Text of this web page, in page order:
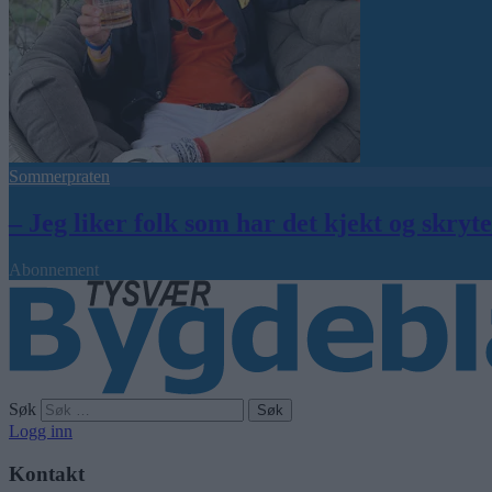
Sommerpraten
– Jeg liker folk som har det kjekt og
Abonnement
Søk
Logg inn
Kontakt